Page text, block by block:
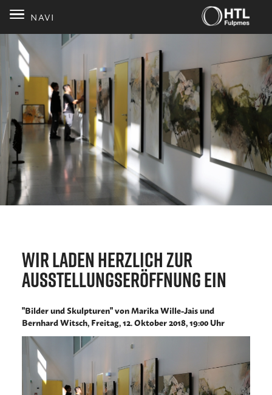
NAVI
Wir laden herzlich zur
Ausstellungseröffnung ein
"Bilder und Skulpturen" von Marika Wille-Jais und
Bernhard Witsch, Freitag, 12. Oktober 2018, 19:00 Uhr